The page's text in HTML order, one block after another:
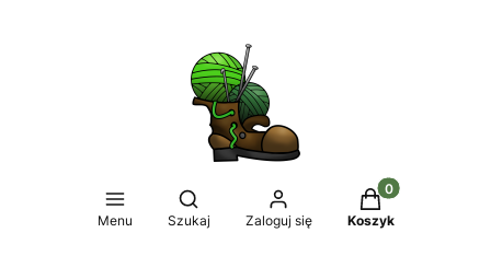
Menu
Otwórz wyszukiwarkę
Szukaj Zaloguj się
Produkty w
Koszyk